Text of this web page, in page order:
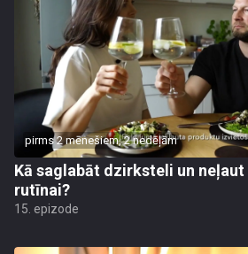
pirms 2 mēnešiem, 2 nedēļām
Kā saglabāt dzirksteli un
rutīnai?
15. epizode